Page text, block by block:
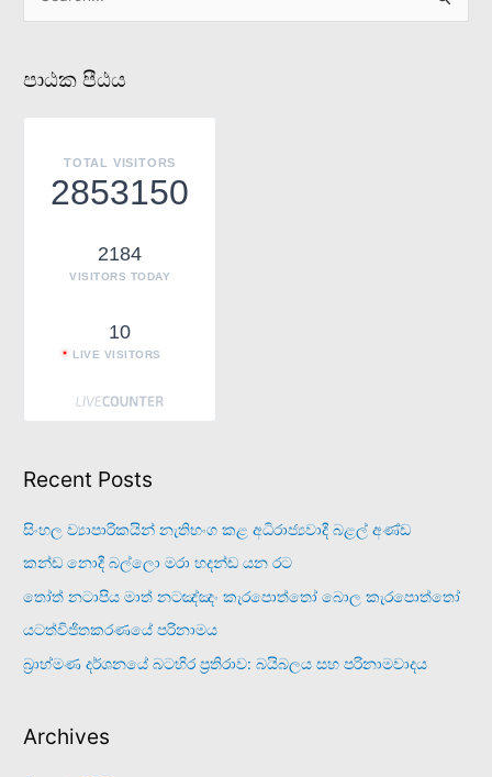
r
c
පාඨක පීඨය
TOTAL VISITORS
2853150
2184
VISITORS TODAY
10
LIVE VISITORS
Recent Posts
සිංහල ව්‍යාපාරිකයින් නැතිභංග කළ අධිරාජ්‍යවාදී බළල් අණ්ඩ
කන්ඩ නොදී බල්ලො මරා හදන්ඩ යන රට
තෝත් නටාපිය මාත් නටඤ්ඤං කැරපොත්තෝ බොල කැරපොත්තෝ
යටත්විජිතකරණයේ පරිනාමය
බ්‍රාහ්මණ දර්ශනයේ බටහිර ප්‍රතිරාව: බයිබලය සහ පරිනාමවාදය
Archives